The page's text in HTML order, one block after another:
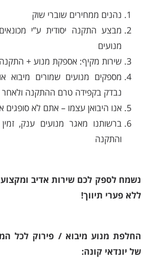
נהנים ממחירים שוברי שוק
מבצע התקנה יסודית ע”י
מנועים
שירות מקיף: אספקת מנוע + התקנה
מספקים מנועים שמורים מיבוא
נבדק בקפידה טרם ההתקנה
אנו היבואן עצמו – אתם לא סופגים
ברשותנו מאגר מנועים ענק,
והתקנה
נשמח לספק לכם שירות אדיב
ללא פערי תיווך!
החלפת מנוע מיבוא / פירוק לכל
של יונדאי קונה: